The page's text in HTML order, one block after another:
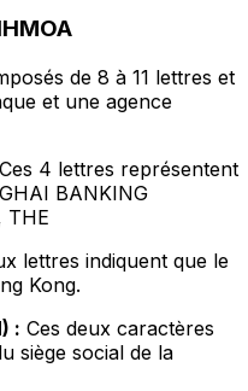
de 8 à 11 lettres et
et une agence
Ces 4 lettres représentent
BANKING
THE
lettres indiquent que le
Kong.
: Ces deux caractères
siège social de la